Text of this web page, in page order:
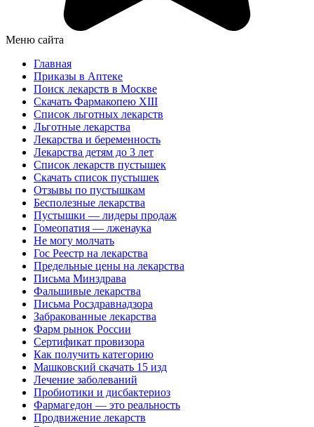
Меню сайта
Главная
Приказы в Аптеке
Поиск лекарств в Москве
Скачать Фармакопею XIII
Список льготных лекарств
Льготные лекарства
Лекарства и беременность
Лекарства детям до 3 лет
Список лекарств пустышек
Скачать список пустышек
Отзывы по пустышкам
Бесполезные лекарства
Пустышки — лидеры продаж
Гомеопатия — лженаука
Не могу молчать
Гос Реестр на лекарства
Предельные цены на лекарства
Письма Минздрава
Фальшивые лекарства
Письма Росздравнадзора
Забракованные лекарства
Фарм рынок России
Сертификат провизора
Как получить категорию
Машковский скачать 15 изд
Лечение заболеваний
Пробиотики и дисбактериоз
Фармагедон — это реальность
Продвижение лекарств